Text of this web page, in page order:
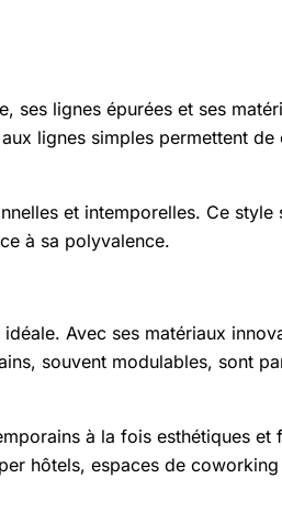
ses lignes épurées et ses
lignes simples permettent de
et intemporelles. Ce style
à sa polyvalence.
Avec ses matériaux
souvent modulables, sont
à la fois esthétiques et
hôtels, espaces de coworking